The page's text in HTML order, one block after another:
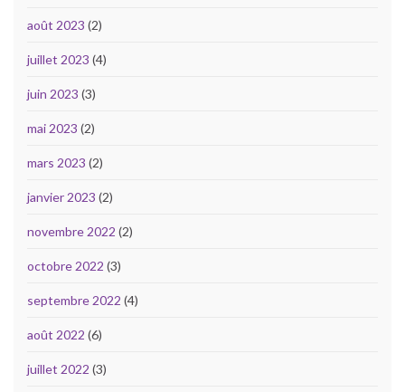
août 2023 (2)
juillet 2023 (4)
juin 2023 (3)
mai 2023 (2)
mars 2023 (2)
janvier 2023 (2)
novembre 2022 (2)
octobre 2022 (3)
septembre 2022 (4)
août 2022 (6)
juillet 2022 (3)